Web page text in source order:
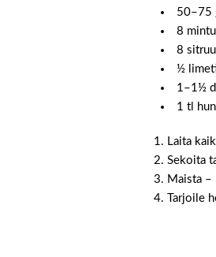
50–75
8
8
½
1–1½
1 tl
Laita
Sekoita
Maista –
Tarjoile